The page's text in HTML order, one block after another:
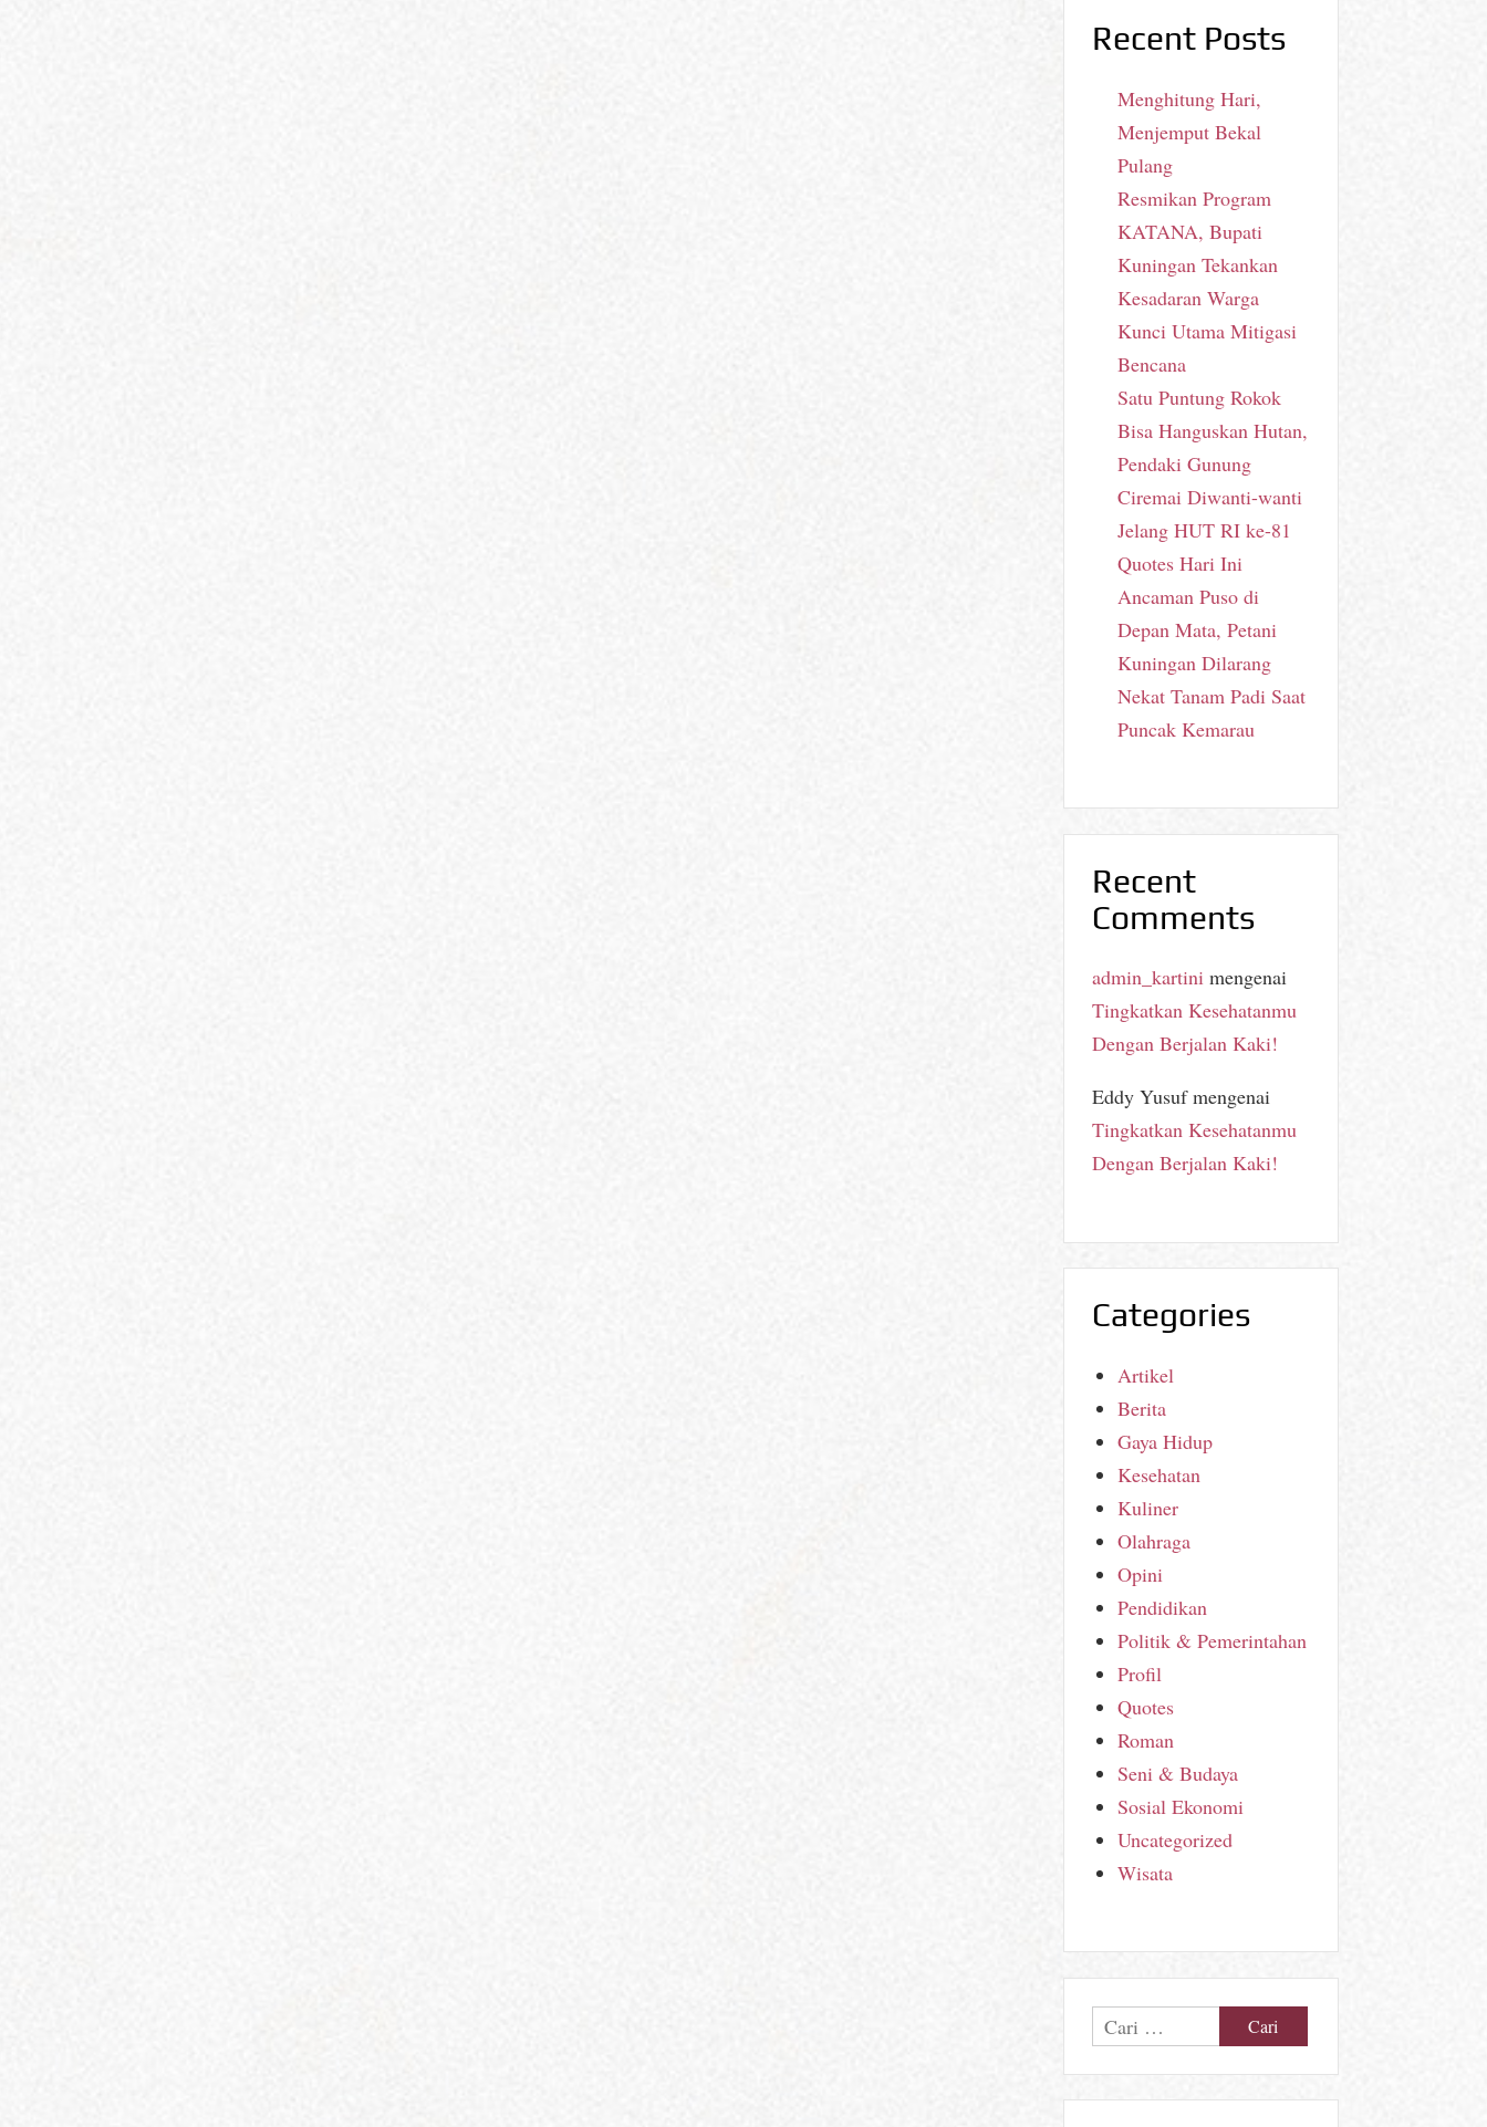
Recent Posts
Menghitung Hari,
Menjemput Bekal
Pulang
Resmikan Program
KATANA, Bupati
Kuningan Tekankan
Kesadaran Warga
Kunci Utama Mitigasi
Bencana
Satu Puntung Rokok
Bisa Hanguskan Hutan,
Pendaki Gunung
Ciremai Diwanti-wanti
Jelang HUT RI ke-81
Quotes Hari Ini
Ancaman Puso di
Depan Mata, Petani
Kuningan Dilarang
Nekat Tanam Padi Saat
Puncak Kemarau
Recent
Comments
admin_kartinimengenai
Tingkatkan Kesehatanmu
Dengan Berjalan Kaki!
Eddy Yusufmengenai
Tingkatkan Kesehatanmu
Dengan Berjalan Kaki!
Categories
Artikel
Berita
Gaya Hidup
Kesehatan
Kuliner
Olahraga
Opini
Pendidikan
Politik & Pemerintahan
Profil
Quotes
Roman
Seni & Budaya
Sosial Ekonomi
Uncategorized
Wisata
Cari
untuk: